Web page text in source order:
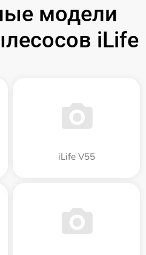
модели
iLife
iLife V55